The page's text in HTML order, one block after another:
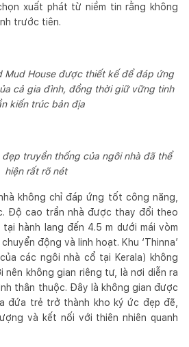
xuất phát từ niềm tin rằng không
trước tiên.
Mud House được thiết kế để đáp ứng
cả gia đình, đồng thời giữ vững tinh
kiến trúc bản địa
truyền thống của ngôi nhà đã thể
hiện rất rõ nét
không chỉ đáp ứng tốt công năng,
Độ cao trần nhà được thay đổi theo
hành lang đến 4.5 m dưới mái vòm
động và linh hoạt. Khu ‘Thinna’
các ngôi nhà cổ tại Kerala) không
không gian riêng tư, là nơi diễn ra
thân thuộc. Đây là không gian được
đứa trẻ trở thành kho ký ức đẹp đẽ,
và kết nối với thiên nhiên quanh